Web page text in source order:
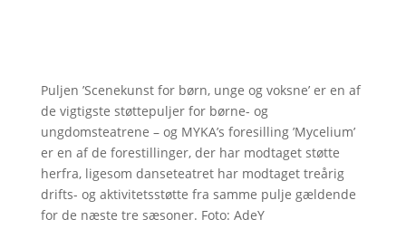
Puljen ’Scenekunst for børn, unge og voksne’ er en af
de vigtigste støttepuljer for børne- og
ungdomsteatrene – og MYKA’s foresilling ’Mycelium’
er en af de forestillinger, der har modtaget støtte
herfra, ligesom danseteatret har modtaget treårig
drifts- og aktivitetsstøtte fra samme pulje gældende
for de næste tre sæsoner. Foto: AdeY